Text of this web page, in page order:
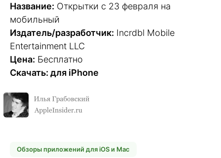
Название: Открытки с 23 февраля на
мобильный
Издатель/разработчик: Incrdbl Mobile
Entertainment LLC
Цена: Бесплатно
Скачать: для iPhone
Обзоры приложений для iOS и Mac